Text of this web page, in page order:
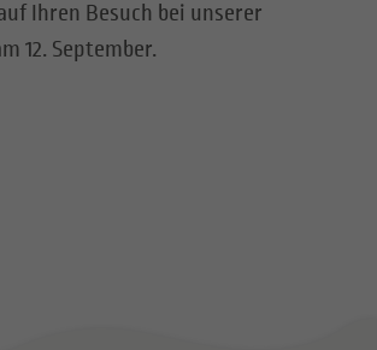
Ihren Besuch bei unserer
12. September.